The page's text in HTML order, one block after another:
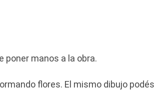
poner manos a la obra.
flores. El mismo dibujo podés